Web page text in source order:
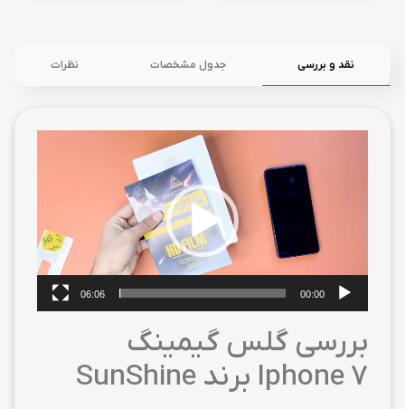
نقد و بررسی جدول مشخصات نظرات
00:00
06:06
بررسی گلس گیمینگ
Iphone 7 برند SunShine